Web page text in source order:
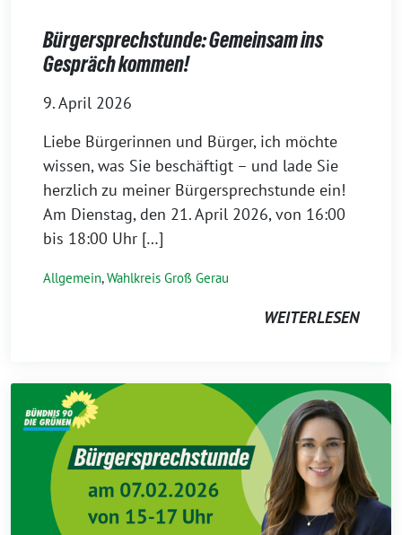
Bürgersprechstunde: Gemeinsam ins
Gespräch kommen!
9. April 2026
Liebe Bürgerinnen und Bürger, ich möchte
wissen, was Sie beschäftigt – und lade Sie
herzlich zu meiner Bürgersprechstunde ein!
Am Dienstag, den 21. April 2026, von 16:00
bis 18:00 Uhr […]
Allgemein,Wahlkreis Groß Gerau
WEITERLESEN